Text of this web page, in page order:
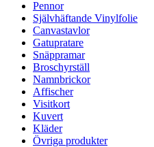
Pennor
Självhäftande Vinylfolie
Canvastavlor
Gatupratare
Snäppramar
Broschyrställ
Namnbrickor
Affischer
Visitkort
Kuvert
Kläder
Övriga produkter